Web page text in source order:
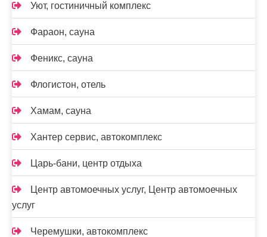
Уют, гостиничный комплекс
Фараон, сауна
Феникс, сауна
Флогистон, отель
Хамам, сауна
Хантер сервис, автокомплекс
Царь-бани, центр отдыха
Центр автомоечных услуг, Центр автомоечных
услуг
Черемушки, автокомплекс